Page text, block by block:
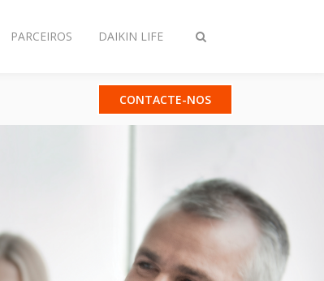
Comutar
PARCEIROS DAIKIN LIFE
CONTACTE-NOS